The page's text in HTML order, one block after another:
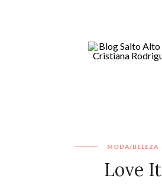
MODA/BELEZA
Love It